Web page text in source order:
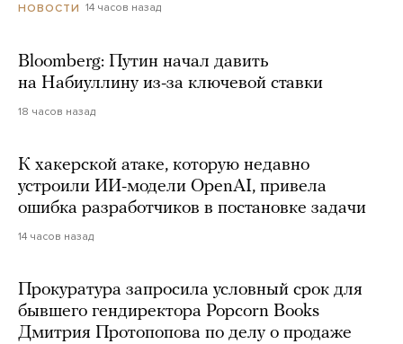
НОВОСТИ 14 часов назад
Bloomberg: Путин начал давить
на Набиуллину из-за ключевой ставки
18 часов назад
К хакерской атаке, которую недавно
устроили ИИ-модели OpenAI, привела
ошибка разработчиков в постановке задачи
14 часов назад
Прокуратура запросила условный срок для
бывшего гендиректора Popcorn Books
Дмитрия Протопопова по делу о продаже